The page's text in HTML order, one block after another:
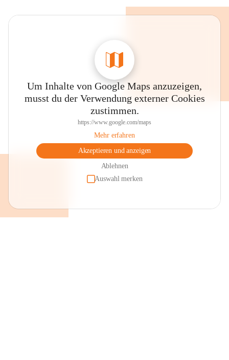
Um Inhalte von Google Maps anzuzeigen,
musst du der Verwendung externer Cookies
zustimmen.
https://www.google.com/maps
Mehr erfahren
Akzeptieren und anzeigen
Ablehnen
Auswahl merken